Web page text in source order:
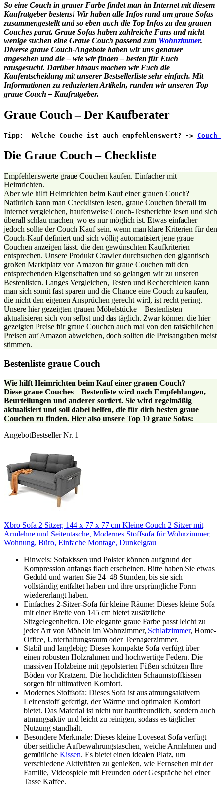
So eine Couch in grauer Farbe findet man im Internet mit diesem
Kaufratgeber bestens! Wir haben alle Infos rund um graue Sofas
zusammengestellt und so eben auch die Top Infos zu den grauen
Couches parat. Graue Sofas haben zahlreiche Fans und nicht
wenige suchen eine Graue Couch passend zum Wohnzimmer.
Diverse graue Couch-Angebote haben wir uns genauer
angesehen und die – wie wir finden – besten für Euch
rausgesucht. Darüber hinaus machen wir Euch die
Kaufentscheidung mit unserer Bestsellerliste sehr einfach. Mit
Informationen zu reduzierten Artikeln, runden wir unseren Top
graue Couch – Kaufratgeber.
Graue Couch – Der Kaufberater
Tipp:  Welche Couche ist auch empfehlenswert? ->
Die Graue Couch – Checkliste
Empfehlenswerte graue Couchen kaufen. Einfacher mit
Heimrichten.
Aber wie hilft Heimrichten beim Kauf einer grauen Couch?
Natürlich kann man Checklisten lesen, graue Couchen überall im
Internet vergleichen, haufenweise Couch-Testberichte lesen und sich
überall schlau machen, wo es nur möglich ist. Etwas einfacher
jedoch sollte der Couch Kauf sein, wenn man klare Kriterien für den
Couch-Kauf definiert und sich völlig automatisiert jene graue
Couchen anzeigen lässt, die den gewünschten Kaufkriterien
entsprechen. Unsere Produkt Crawler durchsuchen den gigantisch
großen Marktplatz von Amazon für graue Couchen mit den
entsprechenden Eigenschaften und so gelangen wir zu unseren
Bestenlisten. Langes Vergleichen, Testen und Recherchieren kann
man sich somit fast sparen und die Chance eine Couch zu kaufen,
die nicht den eigenen Ansprüchen gerecht wird, ist recht gering.
Unsere hier gezeigten grauen Möbelstücke – Bestenlisten
aktualisieren sich von selbst und das täglich. Zwar können die hier
gezeigten Preise für graue Couchen auch mal von den tatsächlichen
Preisen auf Amazon abweichen, doch sollten die Preisangaben meist
stimmen.
Bestenliste graue Couch
Wie hilft Heimrichten beim Kauf einer grauen Couch?
Diese graue Couches – Bestenliste wird nach Empfehlungen,
Beurteilungen und anderer sortiert. Sie wird regelmäßig
aktualisiert und soll dabei helfen, die für dich besten graue
Couchen zu finden. Hier also unsere Top 10 graue Sofas:
AngebotBestseller Nr. 1
Xbro Sofa 2 Sitzer, 144 x 77 x 77 cm Kleine Couch 2 Sitzer mit
Armlehne und Seitentasche, Modernes Stoffsofa für Wohnzimmer,
Wohnung, Büro, Einfache Montage, Dunkelgrau
Hinweis: Sofakissen und Polster können aufgrund der
Kompression anfangs flach erscheinen. Bitte haben Sie etwas
Geduld und warten Sie 24–48 Stunden, bis sie sich
vollständig entfaltet haben und ihre ursprüngliche Form
wiedererlangt haben.
Einfaches 2-Sitzer-Sofa für kleine Räume: Dieses kleine Sofa
mit einer Breite von 145 cm bietet zusätzliche
Sitzgelegenheiten. Die elegante graue Farbe passt leicht zu
jeder Art von Möbeln im Wohnzimmer, Schlafzimmer, Home-
Office, Unterhaltungsraum oder Teenagerzimmer.
Stabil und langlebig: Dieses kompakte Sofa verfügt über
einen robusten Holzrahmen und hochwertige Federn. Die
massiven Holzbeine mit gepolsterten Füßen schützen Ihre
Böden vor Kratzern. Die hochdichten Schaumstoffkissen
sorgen für ultimativen Komfort.
Modernes Stoffsofa: Dieses Sofa ist aus atmungsaktivem
Leinenstoff gefertigt, der Wärme und optimalen Komfort
bietet. Das Material ist nicht nur hautfreundlich, sondern auch
atmungsaktiv und leicht zu reinigen, sodass es täglicher
Nutzung standhält.
Besondere Merkmale: Dieses kleine Loveseat Sofa verfügt
über seitliche Aufbewahrungstaschen, weiche Armlehnen und
gemütliche Kissen. Es bietet einen idealen Platz, um
verschiedene Aktivitäten zu genießen, wie Fernsehen mit der
Familie, Videospiele mit Freunden oder Gespräche bei einer
Tasse Kaffee.